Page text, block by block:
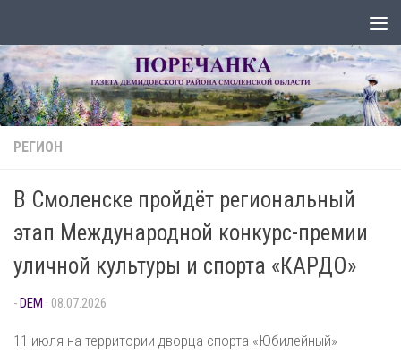
РЕГИОН
В Смоленске пройдёт региональный
этап Международной конкурс-премии
уличной культуры и спорта «КАРДО»
-DEM · 08.07.2026
11 июля на территории дворца спорта «Юбилейный»